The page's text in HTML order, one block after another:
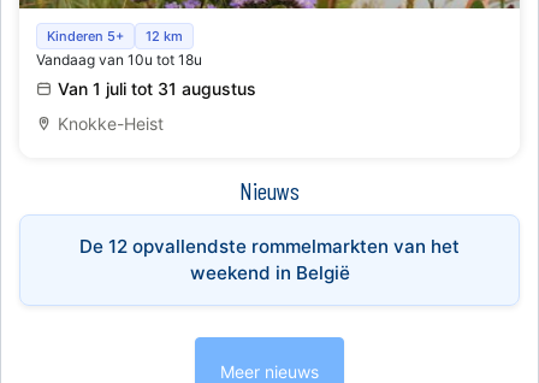
Zomer in het Zwin
Kinderen 5+ 12 km
Vandaag van 10u tot 18u
Van 1 juli tot 31 augustus
Knokke-Heist
Nieuws
De 12 opvallendste rommelmarkten van het
weekend in België
Meer nieuws